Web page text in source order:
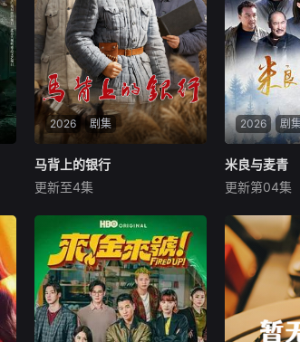
2026 剧集
马背上的银行
杜志国
抗战时期，日伪大肆发行伪
钞，肆意扰乱根据地金融秩
序、掠夺战略物资。为守住敌
后经济命脉，我党革命干部高
景波、徐邵梁等人临危受命，
在太行山根据地秘密筹备冀南
银行。民间印钞手艺人张宝田
马背上的银行
更新至4集
2026 剧
米良与麦
来喜 瑛子
一根网线连
英国牛津，
良宣告：婚
了锅，村民
麦香是婚前
从此走上虐
回国，麦
米良与麦青
更新第04集